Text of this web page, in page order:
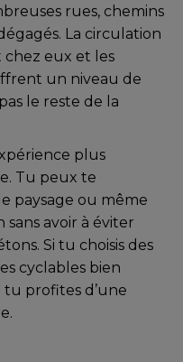
rues, chemins
La circulation
eux et les
un niveau de
le reste de la
plus
Tu peux te
paysage ou même
avoir à éviter
Si tu choisis des
cyclables bien
tu profites d’une